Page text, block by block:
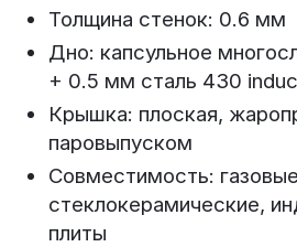
Толщина стенок: 0.6 мм
Дно: капсульное
+ 0.5 мм сталь 430
Крышка: плоская,
паровыпуском
Совместимость:
стеклокерамические,
плиты